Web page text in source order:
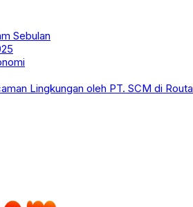
Sebulan
Lingkungan oleh PT. SCM di Routa